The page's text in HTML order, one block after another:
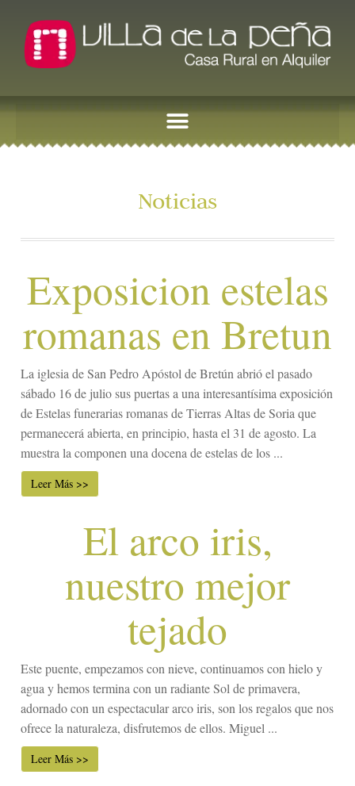
Noticias
Exposicion estelas
romanas en Bretun
La iglesia de San Pedro Apóstol de Bretún abrió el pasado
sábado 16 de julio sus puertas a una interesantísima exposición
de Estelas funerarias romanas de Tierras Altas de Soria que
permanecerá abierta, en principio, hasta el 31 de agosto. La
muestra la componen una docena de estelas de los ...
Leer Más >>
El arco iris,
nuestro mejor
tejado
Este puente, empezamos con nieve, continuamos con hielo y
agua y hemos termina con un radiante Sol de primavera,
adornado con un espectacular arco iris, son los regalos que nos
ofrece la naturaleza, disfrutemos de ellos. Miguel ...
Leer Más >>